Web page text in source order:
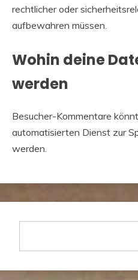
rechtlicher oder
aufbewahren müssen.
Wohin deine
werden
Besucher-Kommentare
automatisierten Dienst zur
werden.